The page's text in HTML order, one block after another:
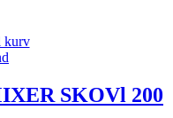
kurv
SKOVl 200